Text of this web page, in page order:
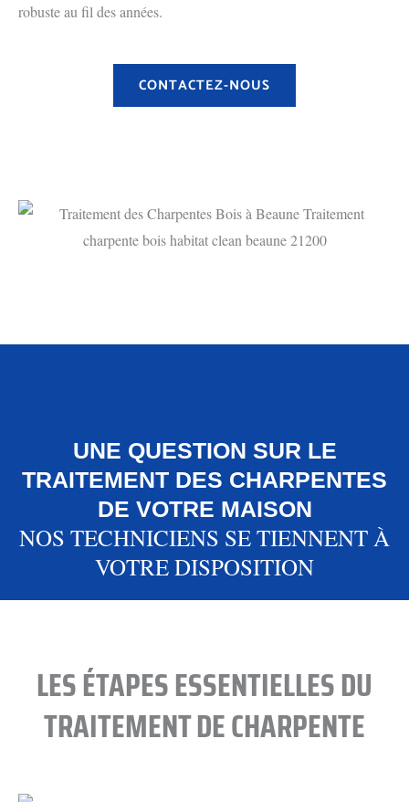
robuste au fil des années.
CONTACTEZ-NOUS
UNE QUESTION SUR LE
TRAITEMENT DES CHARPENTES
DE VOTRE MAISON
NOS TECHNICIENS SE TIENNENT À
VOTRE DISPOSITION
LES ÉTAPES ESSENTIELLES DU
TRAITEMENT DE CHARPENTE